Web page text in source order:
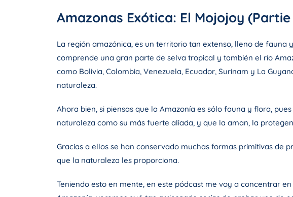
Amazonas Exótica: El Mojojoy (Partie
La región amazónica, es un territorio tan extenso, lleno de
comprende una gran parte de selva tropical y también el río
como Bolivia, Colombia, Venezuela, Ecuador, Surinam y La
naturaleza.
Ahora bien, si piensas que la Amazonía es sólo fauna y flora,
naturaleza como su más fuerte aliada, y que la aman, la
Gracias a ellos se han conservado muchas formas primitivas de
que la naturaleza les proporciona.
Teniendo esto en mente, en este pódcast me voy a concentrar